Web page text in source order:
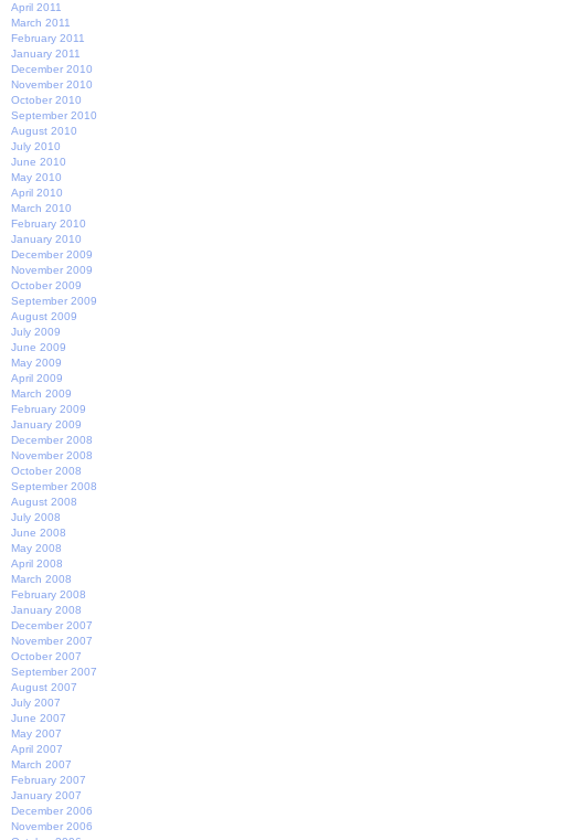
April 2011
March 2011
February 2011
January 2011
December 2010
November 2010
October 2010
September 2010
August 2010
July 2010
June 2010
May 2010
April 2010
March 2010
February 2010
January 2010
December 2009
November 2009
October 2009
September 2009
August 2009
July 2009
June 2009
May 2009
April 2009
March 2009
February 2009
January 2009
December 2008
November 2008
October 2008
September 2008
August 2008
July 2008
June 2008
May 2008
April 2008
March 2008
February 2008
January 2008
December 2007
November 2007
October 2007
September 2007
August 2007
July 2007
June 2007
May 2007
April 2007
March 2007
February 2007
January 2007
December 2006
November 2006